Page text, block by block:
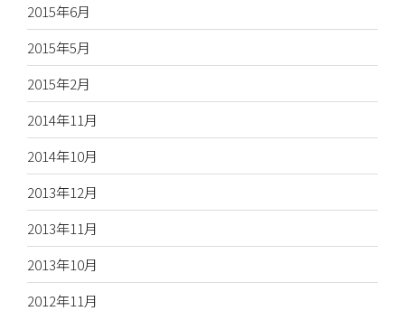
2015年6月
2015年5月
2015年2月
2014年11月
2014年10月
2013年12月
2013年11月
2013年10月
2012年11月